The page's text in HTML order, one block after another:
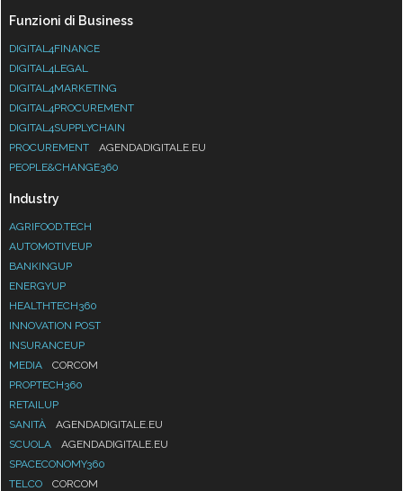
Funzioni di Business
DIGITAL4FINANCE
DIGITAL4LEGAL
DIGITAL4MARKETING
DIGITAL4PROCUREMENT
DIGITAL4SUPPLYCHAIN
PROCUREMENT
AGENDADIGITALE.EU
PEOPLE&CHANGE360
Industry
AGRIFOOD.TECH
AUTOMOTIVEUP
BANKINGUP
ENERGYUP
HEALTHTECH360
INNOVATION POST
INSURANCEUP
MEDIA
CORCOM
PROPTECH360
RETAILUP
SANITÀ
AGENDADIGITALE.EU
SCUOLA
AGENDADIGITALE.EU
SPACECONOMY360
TELCO
CORCOM